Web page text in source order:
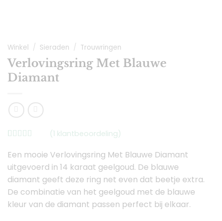
Winkel / Sieraden / Trouwringen
Verlovingsring Met Blauwe
Diamant
5.00 op 5
opklant
waardering
(1 klantbeoordeling)
Een mooie Verlovingsring Met Blauwe Diamant
uitgevoerd in 14 karaat geelgoud. De blauwe
diamant geeft deze ring net even dat beetje extra.
De combinatie van het geelgoud met de blauwe
kleur van de diamant passen perfect bij elkaar.